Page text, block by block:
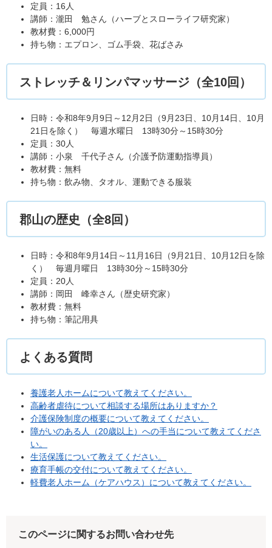
定員：16人
講師：瀧田 勉さん（ハーブとスローライフ研究家）
教材費：6,000円
持ち物：エプロン、ゴム手袋、花ばさみ
ストレッチ＆リンパマッサージ（全10回）
日時：令和8年9月9日～12月2日（9月23日、10月14日、10月
21日を除く） 毎週水曜日 13時30分～15時30分
定員：30人
講師：小泉 千代子さん（介護予防運動指導員）
教材費：無料
持ち物：飲み物、タオル、運動できる服装
郡山の歴史（全8回）
日時：令和8年9月14日～11月16日（9月21日、10月12日を除
く） 毎週月曜日 13時30分～15時30分
定員：20人
講師：岡田 峰幸さん（歴史研究家）
教材費：無料
持ち物：筆記用具
よくある質問
養護老人ホームについて教えてください。
高齢者虐待について相談する場所はありますか？
介護保険制度の概要について教えてください。
障がいのある人（20歳以上）への手当について教えてくださ
い。
生活保護について教えてください。
療育手帳の交付について教えてください。
軽費老人ホーム（ケアハウス）について教えてください。
このページに関するお問い合わせ先